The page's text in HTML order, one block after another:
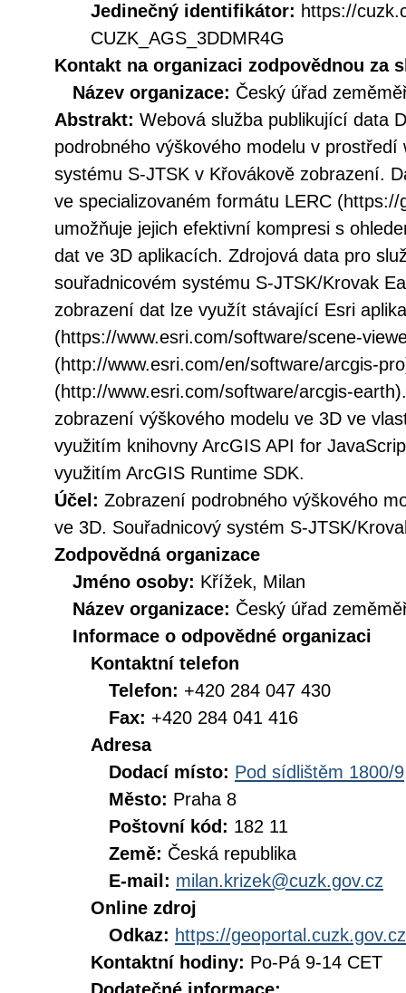
Jedinečný identifikátor: https://
CUZK_AGS_3DDMR4G
Kontakt na organizaci zodpovědnou za
Název organizace: Český úřad
Abstrakt: Webová služba publikující data
podrobného výškového modelu v
systému S-JTSK v Křovákově zobrazení.
ve specializovaném formátu LERC
umožňuje jejich efektivní kompresi s
dat ve 3D aplikacích. Zdrojová data pro
souřadnicovém systému S-JTSK/Krovak
zobrazení dat lze využít stávající Esri
(https://www.esri.com/software/scene-
(http://www.esri.com/en/software/arcgis-
(http://www.esri.com/software/arcgis-
zobrazení výškového modelu ve 3D ve
využitím knihovny ArcGIS API for
využitím ArcGIS Runtime SDK.
Účel: Zobrazení podrobného výškového
ve 3D. Souřadnicový systém S-JTSK/
Zodpovědná organizace
Jméno osoby: Křížek, Milan
Název organizace: Český úřad
Informace o odpovědné organizaci
Kontaktní telefon
Telefon: +420 284 047 430
Fax: +420 284 041 416
Adresa
Dodací místo: Pod sídlištěm 1800/9
Město: Praha 8
Poštovní kód: 182 11
Země: Česká republika
E-mail: milan.krizek@cuzk.gov.cz
Online zdroj
Odkaz: https://geoportal.cuzk.gov.cz
Kontaktní hodiny: Po-Pá 9-14 CET